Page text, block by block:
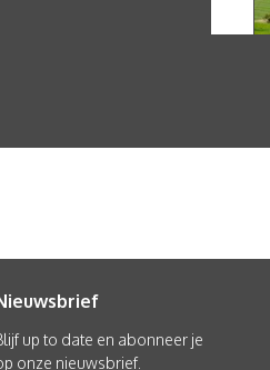
up to date en abonneer je
onze nieuwsbrief.